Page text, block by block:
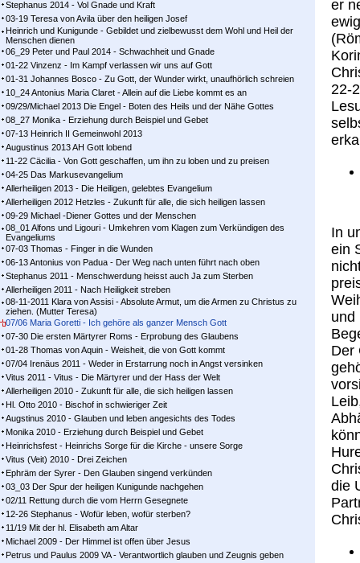
Stephanus 2014 - Vol Gnade und Kraft
03-19 Teresa von Avila über den heiligen Josef
Heinrich und Kunigunde - Gebildet und zielbewusst dem Wohl und Heil der
Menschen dienen
06_29 Peter und Paul 2014 - Schwachheit und Gnade
01-22 Vinzenz - Im Kampf ver­las­sen wir uns auf Gott
01-31 Johannes Bosco - Zu Gott, der Wunder wirkt, unaufhörlich schreien
10_24 Antonius Maria Claret - Allein auf die Liebe kommt es an
09/29/Michael 2013 Die Engel - Boten des Heils und der Nähe Gottes
08_27 Monika - Erziehung durch Beispiel und Gebet
07-13 Heinrich II Gemeinwohl 2013
Augustinus 2013 AH Gott lobend
11-22 Cäcilia - Von Gott geschaffen, um ihn zu loben und zu preisen
04-25 Das Markusevangelium
Allerheiligen 2013 - Die Heiligen, gelebtes Evangelium
Allerheiligen 2012 Hetzles - Zukunft für alle, die sich heiligen lassen
09-29 Michael -Diener Gottes und der Menschen
08_01 Alfons und Ligouri - Umkehren vom Klagen zum Verkündigen des
Evangeliums
07-03 Thomas - Finger in die Wunden
06-13 Antonius von Padua - Der Weg nach unten führt nach oben
Stephanus 2011 - Menschwerdung heisst auch Ja zum Sterben
Allerheiligen 2011 - Nach Heiligkeit streben
08-11-2011 Klara von Assisi - Absolute Armut, um die Armen zu Christus zu
ziehen. (Mutter Teresa)
07/06 Maria Goretti - Ich gehöre als ganzer Mensch Gott
07-30 Die ersten Märtyrer Roms - Erprobung des Glaubens
01-28 Thomas von Aquin - Weisheit, die von Gott kommt
07/04 Irenäus 2011 - Weder in Erstarrung noch in Angst versinken
Vitus 2011 - Vitus - Die Märtyrer und der Hass der Welt
Allerheiligen 2010 - Zukunft für alle, die sich heiligen lassen
Hl. Otto 2010 - Bischof in schwieriger Zeit
Augstinus 2010 - Glauben und leben angesichts des Todes
Monika 2010 - Erziehung durch Beispiel und Gebet
Heinrichsfest - Heinrichs Sorge für die Kirche - unsere Sorge
Vitus (Veit) 2010 - Drei Zeichen
Ephräm der Syrer - Den Glauben singend verkünden
03_03 Der Spur der heiligen Kunigunde nachgehen
02/11 Rettung durch die vom Herrn Gesegnete
12-26 Stephanus - Wofür leben, wofür sterben?
11/19 Mit der hl. Elisabeth am Altar
Michael 2009 - Der Himmel ist offen über Jesus
Petrus und Paulus 2009 VA - Verantwortlich glauben und Zeugnis geben
er
22-
In
ein
und
Der
die